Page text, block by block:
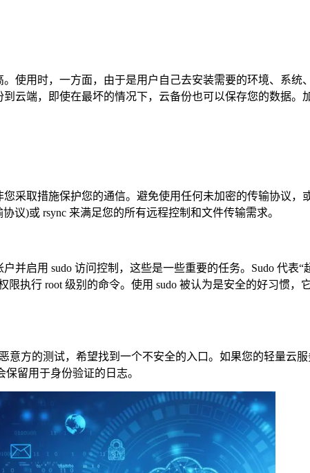
使用时，一方面，由于是用户自己去安装需要的环境、系统
云端，即使在最坏的情况下，云备份也可以保存您的数据
取措施保护您的通信。避免使用任何未加密的传输协议，
议)或 rsync 来满足您的所有远程控制和文件传输需求。
启用 sudo 访问控制，这些是一些重要的任务。Sudo 代表“
执行 root 级别的命令。使用 sudo 被认为是安全的好习惯
方的测试，希望找到一个不安全的入口。如果您的轻量云
留用于身份验证的日志。